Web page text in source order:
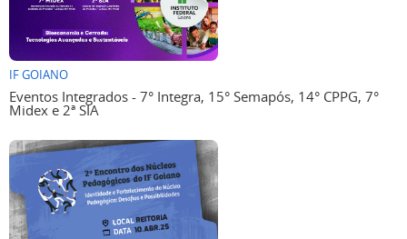
IF GOIANO
Eventos Integrados - 7° Integra, 15° Semapós, 14° CPPG, 7°
Midex e 2ª SIA